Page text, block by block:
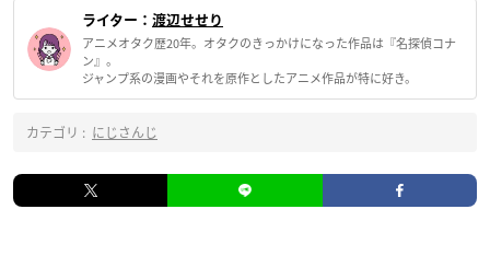
ライター： 渡辺せせり
アニメオタク歴20年。オタクのきっかけになった作品は『名探偵コナ
ン』。
ジャンプ系の漫画やそれを原作としたアニメ作品が特に好き。
カテゴリ : にじさんじ